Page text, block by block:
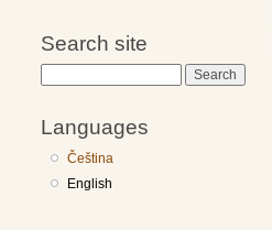
Search site
Languages
Čeština
English